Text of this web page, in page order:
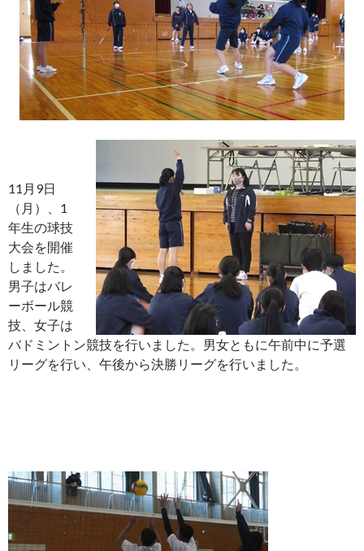
11月9日
（月）、1
年生の球技
大会を開催
しました。
男子はバレ
ーボール競
技、女子は
バドミントン競技を行いました。男女ともに午前中に予選
リーグを行い、午後から決勝リーグを行いました。